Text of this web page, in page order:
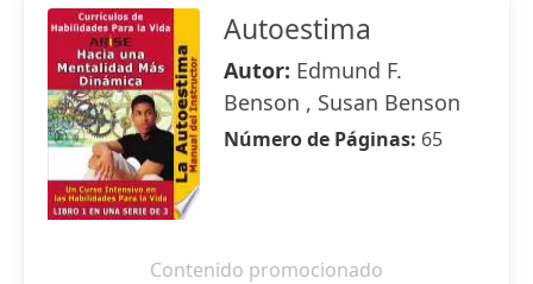
Autoestima
Autor: Edmund F.
Benson , Susan Benson
Número de Páginas: 65
Contenido promocionado